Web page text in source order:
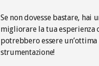
Se non dovesse bastare,
migliorare la tua esperienza
potrebbero essere
strumentazione!